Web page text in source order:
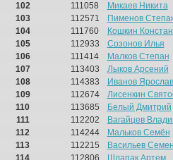
102
111058
Микаев Никита
103
112571
Пименов
104
111760
Кошкин
105
112933
Созонов Илья
106
111414
Малков Степан
107
113403
Лыков Арсений
108
114383
Иванов Ярослав
109
112674
Лисенкин
110
113685
Белый Дмитрий
111
112202
Вагайцев
112
114244
Мальков Семён
113
112215
Васильев
114
112806
Шлапак Артем